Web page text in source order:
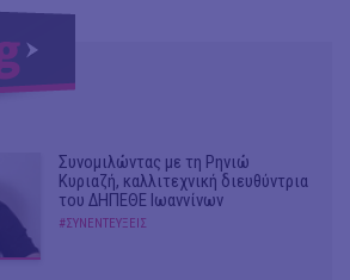
Συνομιλώντας με τη Ρηνιώ
Κυριαζή, καλλιτεχνική διευθύντρια
του ΔΗΠΕΘΕ Ιωαννίνων
#ΣΥΝΕΝΤΕΥΞΕΙΣ